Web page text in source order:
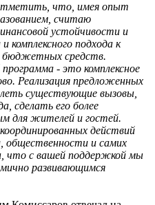
что, имея опыт
считаю
устойчивости и
подхода к
бюджетных средств.
- это комплексное
Реализация предложенных
существующие вызовы,
сделать его более
для жителей и гостей.
действий
общественности и самих
что с вашей поддержкой мы
развивающимся